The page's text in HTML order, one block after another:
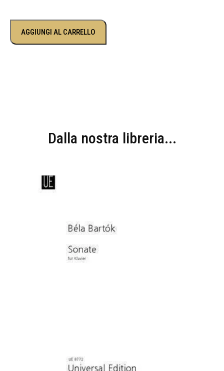
AGGIUNGI AL CARRELLO
Dalla nostra libreria...